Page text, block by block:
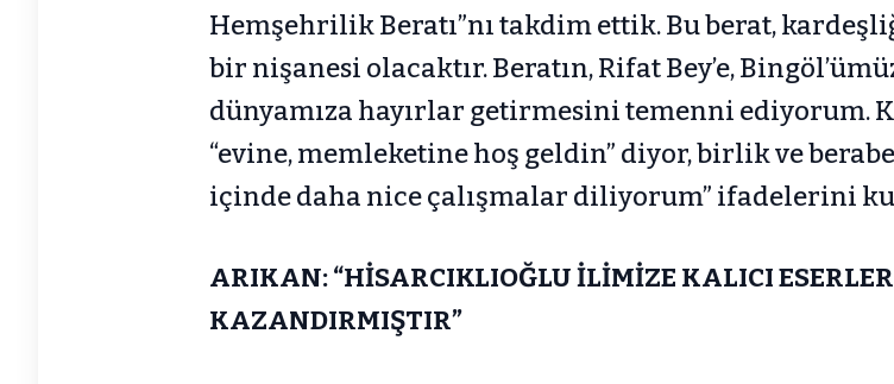
Hemşehrilik Beratı”nı takdim ettik. Bu berat,
bir nişanesi olacaktır. Beratın, Rifat Bey’e,
dünyamıza hayırlar getirmesini temenni ediyorum.
“evine, memleketine hoş geldin” diyor, birlik ve
içinde daha nice çalışmalar diliyorum” ifadelerini
ARIKAN: “HİSARCIKLIOĞLU İLİMİZE KALICI ESERLER
KAZANDIRMIŞTIR”